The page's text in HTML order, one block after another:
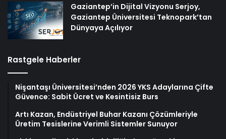
Gaziantep’in Dijital Vizyonu Serjoy,
Gaziantep Üniversitesi Teknopark’tan
Dünyaya Açılıyor
Rastgele Haberler
Nişantaşı Üniversitesi’nden 2026 YKS Adaylarına Çifte
Güvence: Sabit Ücret ve Kesintisiz Burs
Artı Kazan, Endüstriyel Buhar Kazanı Çözümleriyle
Üretim Tesislerine Verimli Sistemler Sunuyor